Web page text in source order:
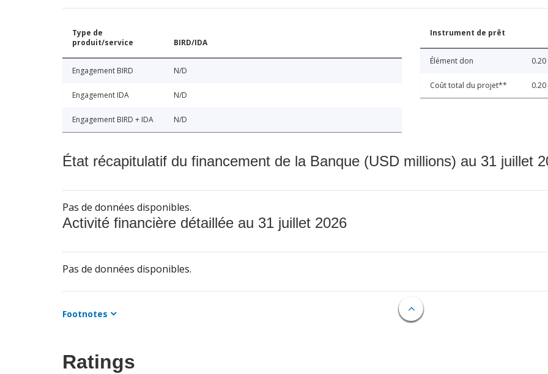
Type de
produit/service
BIRD/IDA
Engagement BIRD N/D
Engagement IDA N/D
Engagement BIRD + IDA N/D
Instrument de prêt
Élément don 0.20
Coût total du projet** 0.20
État récapitulatif du financement de la Banque (USD millions) au 31 juillet
Pas de données disponibles.
Activité financière détaillée au 31 juillet 2026
Pas de données disponibles.
Footnotes
Ratings